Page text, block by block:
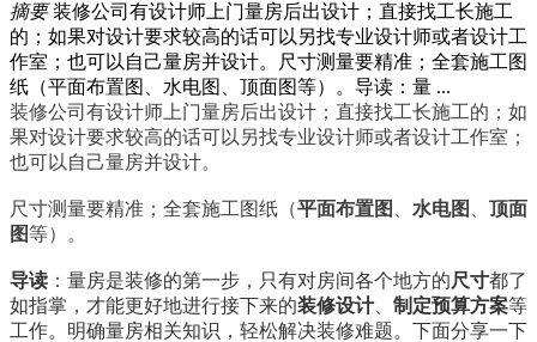
摘要装修公司有设计师上门量房后出设计；直接找工长施工
的；如果对设计要求较高的话可以另找专业设计师或者设计工
作室；也可以自己量房并设计。尺寸测量要精准；全套施工图
纸（平面布置图、水电图、顶面图等）。导读：量 ...
装修公司有设计师上门量房后出设计；直接找工长施工的；如
果对设计要求较高的话可以另找专业设计师或者设计工作室；
也可以自己量房并设计。
尺寸测量要精准；全套施工图纸（平面布置图 水电图
顶面
图等）。
导读 ：量房是装修的第一步，只有对房间各个地方的尺寸都了
如指掌，才能更好地进行接下来的装修设计、 制定预算方案等
工作。明确量房相关知识，轻松解决装修难题。下面分享一下